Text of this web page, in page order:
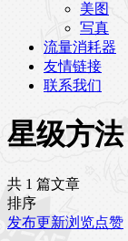
美图
写真
流量消耗器
友情链接
联系我们
星级方法
共 1 篇文章
排序
发布更新浏览点赞